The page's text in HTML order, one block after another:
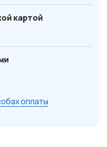
картой
оплаты